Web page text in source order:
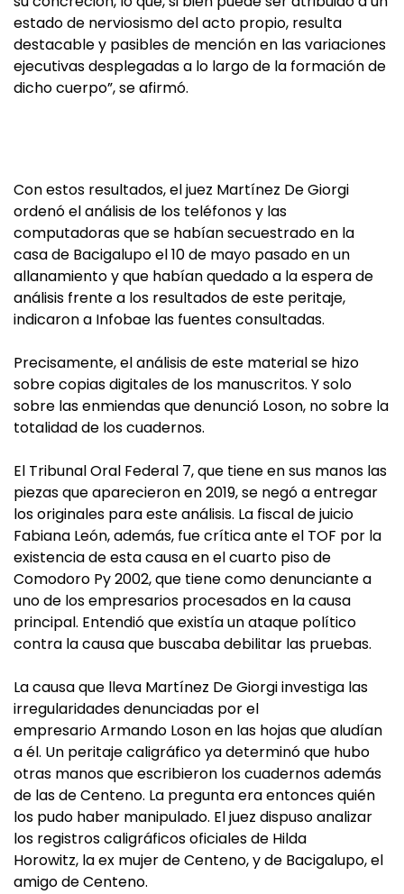
estado de nerviosismo del acto propio, resulta
destacable y pasibles de mención en las variaciones
ejecutivas desplegadas a lo largo de la formación de
dicho cuerpo”, se afirmó.
Con estos resultados, el juez Martínez De Giorgi
ordenó el análisis de los teléfonos y las
computadoras que se habían secuestrado en la
casa de Bacigalupo el 10 de mayo pasado en un
allanamiento y que habían quedado a la espera de
análisis frente a los resultados de este peritaje,
indicaron a Infobae las fuentes consultadas.
Precisamente, el análisis de este material se hizo
sobre copias digitales de los manuscritos. Y solo
sobre las enmiendas que denunció Loson, no sobre la
totalidad de los cuadernos.
El Tribunal Oral Federal 7, que tiene en sus manos las
piezas que aparecieron en 2019, se negó a entregar
los originales para este análisis. La fiscal de juicio
Fabiana León, además, fue crítica ante el TOF por la
existencia de esta causa en el cuarto piso de
Comodoro Py 2002, que tiene como denunciante a
uno de los empresarios procesados en la causa
principal. Entendió que existía un ataque político
contra la causa que buscaba debilitar las pruebas.
La causa que lleva Martínez De Giorgi investiga las
irregularidades denunciadas por el
empresario Armando Loson en las hojas que aludían
a él. Un peritaje caligráfico ya determinó que hubo
otras manos que escribieron los cuadernos además
de las de Centeno. La pregunta era entonces quién
los pudo haber manipulado. El juez dispuso analizar
los registros caligráficos oficiales de Hilda
Horowitz, la ex mujer de Centeno, y de Bacigalupo, el
amigo de Centeno.